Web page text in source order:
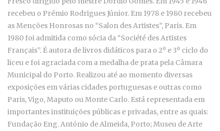
recebeu o Prémio Rodrigues Júnior. Em 1978 e 1980 recebeu
as Menções Honrosas no “Salon des Artistes”, Paris. Em
1980 foi admitida como sócia da “Société des Artistes
Français”. É autora de livros didáticos para o 2º e 3º ciclo do
liceu e foi agraciada com a medalha de prata pela Câmara
Municipal do Porto. Realizou até ao momento diversas
exposições em várias cidades portuguesas e outras como
Paris, Vigo, Maputo ou Monte Carlo. Está representada em
importantes instituições públicas e privadas, entre as quais:
Fundação Eng. António de Almeida, Porto; Museu de Arte